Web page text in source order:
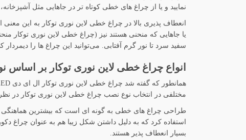
نمایید و یا از چراغ های خطی کوتاه تر در جاهایی مثل آشپزخانه،
یا جاهایی که منحنی هستند نیز (چراغ خطی لاین نوری توکار
سفید سرد تا نور گرم آفتابی. می‌توانید این چراغ ها را دیمردار
انواع چراغ خطی لاین نوری توکار بر اساس
مختلفی در انتخاب نوع نصب چراغ خطی لاین نوری توکار در
طراحی چراغ های خطی به گونه ای است که بیشترین هماهنگی
استفاده کرد که به دلیل داشتن شکل زیبا هم به عنوان چراغ
بسیار انعطاف پذیر هستند.